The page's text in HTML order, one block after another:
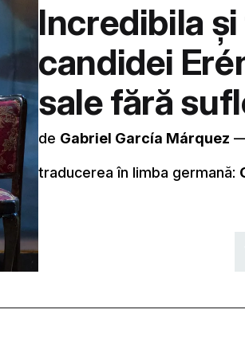
Incredibila
candidei
sale fără
de Gabriel García Márquez
traducerea în limba germană: